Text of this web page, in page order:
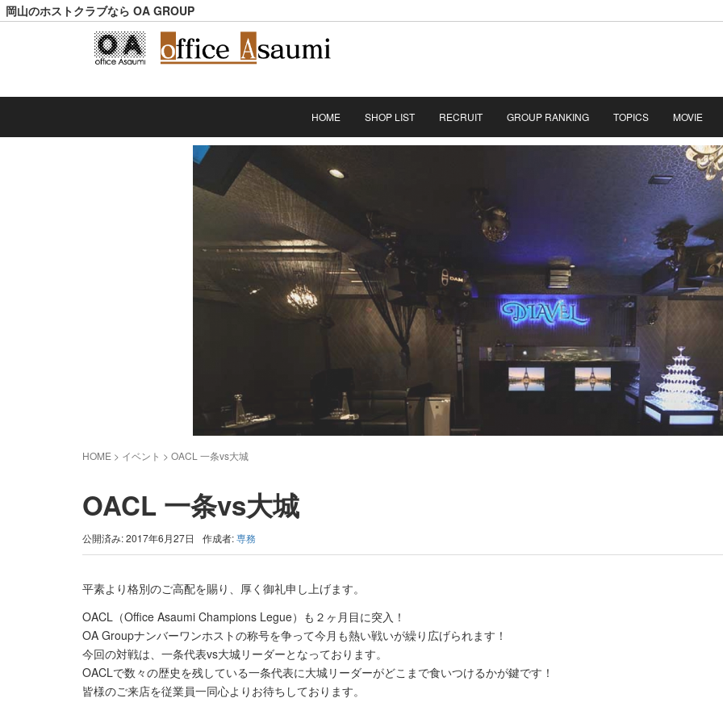
岡山のホストクラブなら OA GROUP
HOME SHOP LIST RECRUIT GROUP RANKING TOPICS MOVIE
HOME > イベント > OACL 一条vs大城
OACL 一条vs大城
公開済み: 2017年6月27日 作成者:専務
平素より格別のご高配を賜り、厚く御礼申し上げます。
OACL（Office Asaumi Champions Legue）も２ヶ月目に突入！
OA Groupナンバーワンホストの称号を争って今月も熱い戦いが繰り広げられます！
今回の対戦は、一条代表vs大城リーダーとなっております。
OACLで数々の歴史を残している一条代表に大城リーダーがどこまで食いつけるかが鍵です！
皆様のご来店を従業員一同心よりお待ちしております。